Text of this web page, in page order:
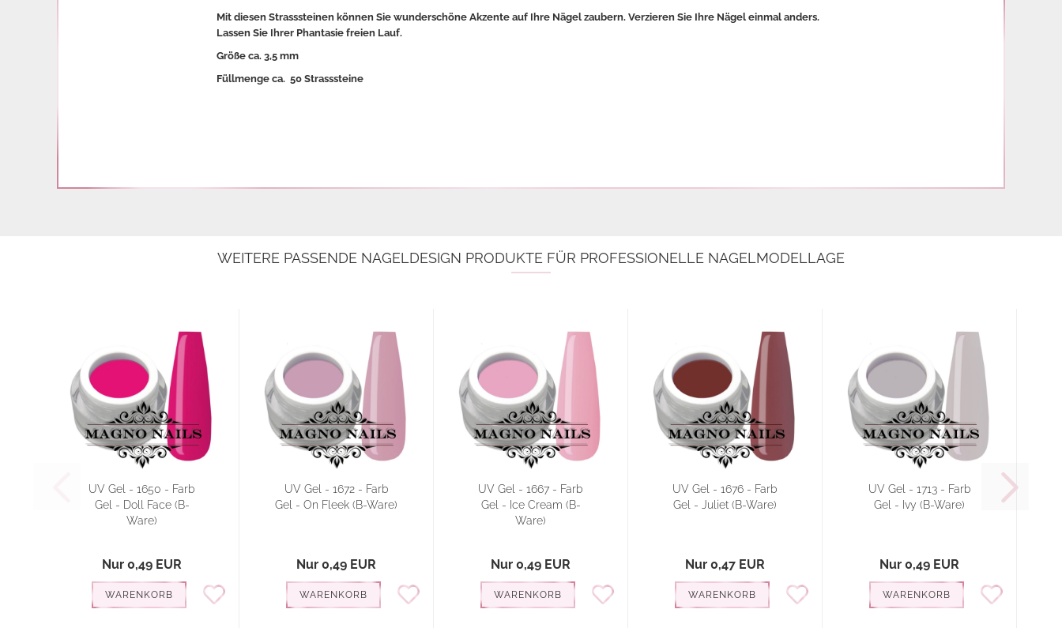
Mit diesen Strasssteinen können Sie wunderschöne Akzente auf Ihre Nägel zaubern. Verzieren Sie Ihre Nägel einmal anders.
Lassen Sie Ihrer Phantasie freien Lauf.
Größe ca. 3,5 mm
Füllmenge ca. 50 Strasssteine
WEITERE PASSENDE NAGELDESIGN PRODUKTE FÜR PROFESSIONELLE NAGELMODELLAGE
UV Gel - 1650 - Farb
Gel - Doll Face (B-
Ware)
Nur 0,49 EUR
WARENKORB
UV Gel - 1672 - Farb
Gel - On Fleek (B-Ware)
Nur 0,49 EUR
WARENKORB
UV Gel - 1667 - Farb
Gel - Ice Cream (B-
Ware)
Nur 0,49 EUR
WARENKORB
UV Gel - 1676 - Farb
Gel - Juliet (B-Ware)
Nur 0,47 EUR
WARENKORB
UV Gel - 1713 - Farb
Gel - Ivy (B-Ware)
Nur 0,49 EUR
WARENKORB